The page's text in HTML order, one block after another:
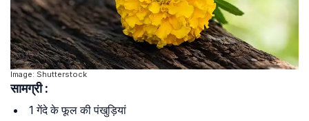
Image: Shutterstock
सामग्री :
1 गेंदे के फूल की पंखुड़ियां